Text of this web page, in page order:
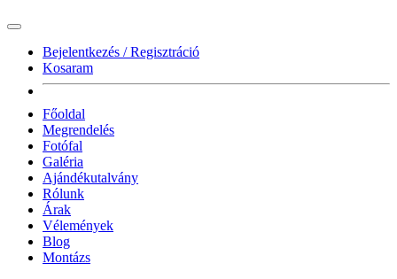
Bejelentkezés / Regisztráció
Kosaram
Főoldal
Megrendelés
Fotófal
Galéria
Ajándékutalvány
Rólunk
Árak
Vélemények
Blog
Montázs